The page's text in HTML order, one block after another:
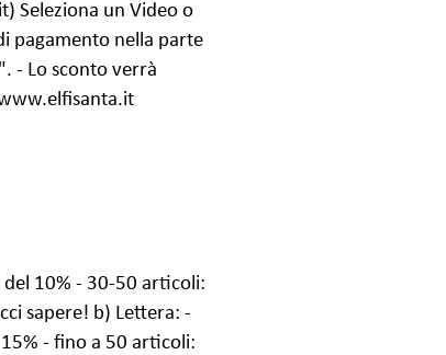
Seleziona un Video o
pagamento nella parte
- Lo sconto verrà
10% - 30-50 articoli:
sapere! b) Lettera: -
- fino a 50 articoli: